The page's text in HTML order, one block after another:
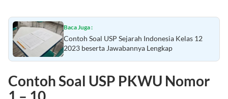
Baca Juga :
Contoh Soal USP Sejarah Indonesia Kelas 12
2023 beserta Jawabannya Lengkap
Contoh Soal USP PKWU Nomor